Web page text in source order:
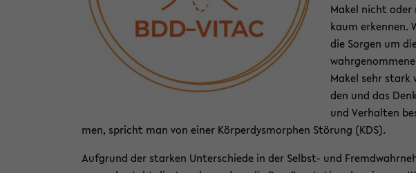
Makel nicht oder
kaum er­ken­nen.
die Sor­gen um
Makel sehr stark
den und das
und Ver­hal­ten
men, spricht man von einer Kör­per­dys­mor­phen Stö­rung (KDS).
Auf­grund der star­ken Un­ter­schie­de in der Selbst-​ und